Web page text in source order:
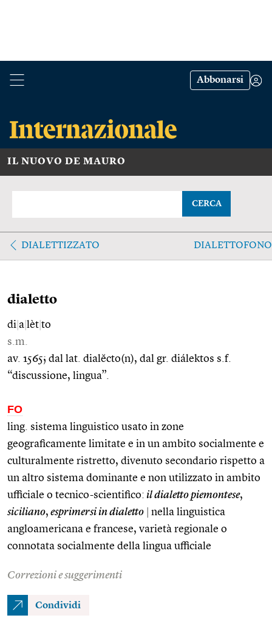
Abbonarsi
IL NUOVO DE MAURO
CERCA
DIALETTIZZATO DIALETTOFONO
dialetto
di a lèt to
s.m.
av. 1565; dal lat. dialĕcto(n), dal gr. diálektos s.f.
“discussione, lingua”.
FO
ling. sistema linguistico usato in zone
geograficamente limitate e in un ambito socialmente e
culturalmente ristretto, divenuto secondario rispetto a
un altro sistema dominante e non utilizzato in ambito
ufficiale o tecnico-scientifico: il dialetto piemontese,
siciliano, esprimersi in dialetto
nella linguistica
angloamericana e francese, varietà regionale o
connotata socialmente della lingua ufficiale
Correzioni e suggerimenti
Condividi